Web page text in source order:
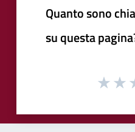
Quanto sono
su questa